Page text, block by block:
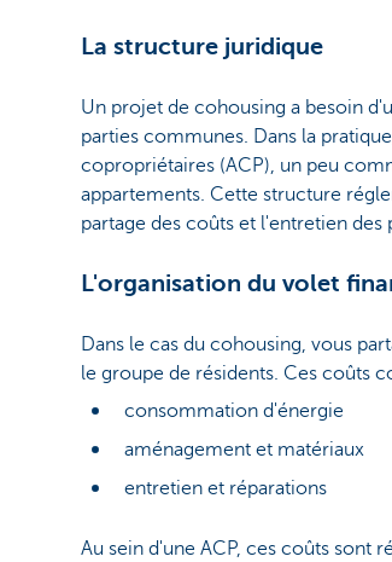
La structure juridique
Un projet de cohousing a besoin
parties communes. Dans la
copropriétaires (ACP), un peu
appartements. Cette structure
partage des coûts et l'entretien des
L'organisation du volet
Dans le cas du cohousing, vous
le groupe de résidents. Ces coûts
consommation d'énergie
aménagement et matériaux
entretien et réparations
Au sein d'une ACP, ces coûts sont